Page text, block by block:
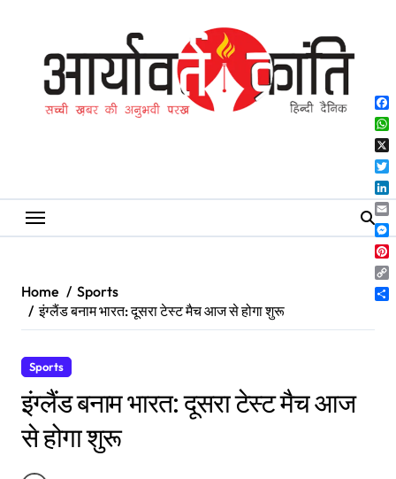
Home
Sports
इंग्लैंड बनाम भारत: दूसरा टेस्ट मैच आज से होगा शुरू
Sports
इंग्लैंड बनाम भारत: दूसरा टेस्ट मैच आज
से होगा शुरू
X